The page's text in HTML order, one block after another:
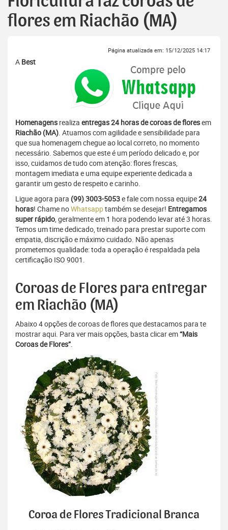
flores em Riachão (MA)
Página atualizada em: 15/12/2025 14:17
A Best
Homenagens realiza entregas 24 horas de coroas de floresem
Riachão (MA). Atuamos com agilidade e sensibilidade para
que sua homenagem chegue ao local correto, no momento
necessário. Sabemos que este é um período delicado e, por
isso, cuidamos de tudo com atenção: flores frescas,
montagem imediata e uma equipe experiente dedicada a
garantir um gesto de respeito e carinho.
Ligue agora para (99) 3003-5053e fale com nossa equipe24
horas! Chame noWhatsapptambém se desejar! Entregamos
super rápido, geralmente em 1 hora podendo levar até 3 horas.
Temos um time dedicado, treinado para prestar suporte com
empatia, discrição e máximo cuidado. Não apenas
prometemos qualidade: toda a operação é respaldada pela
certificação ISO 9001.
Coroas de Flores para entregar
em Riachão (MA)
Abaixo 4 opções de coroas de flores que destacamos para te
mostrar aqui. Para ver mais opções, basta clicar em“Mais
Coroas de Flores”.
Coroa de Flores Tradicional Branca